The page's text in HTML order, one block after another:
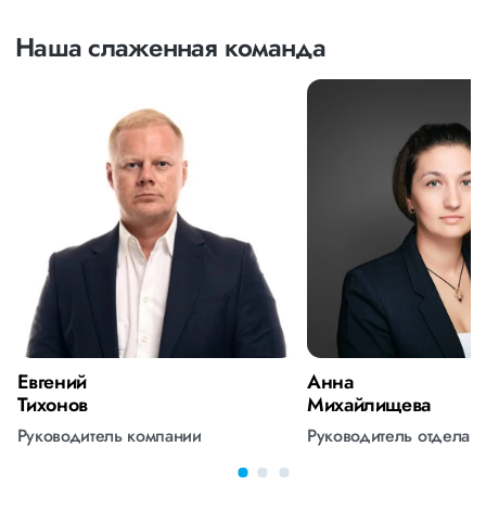
Наша слаженная команда
Евгений
Тихонов
Руководитель компании
Анна
Михайлищева
Руководитель отдела